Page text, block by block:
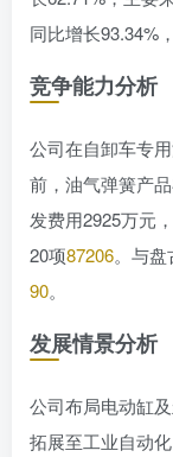
同比增长93.34%
竞争能力分析
公司在自卸车专
前，油气弹簧产
发费用2925万元
20项87206。与
90。
发展情景分析
公司布局电动缸
拓展至工业自动